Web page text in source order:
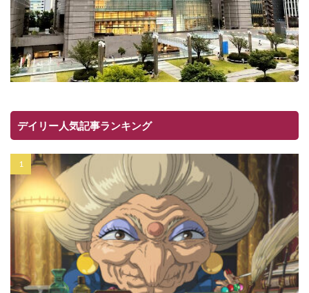
デイリー人気記事ランキング